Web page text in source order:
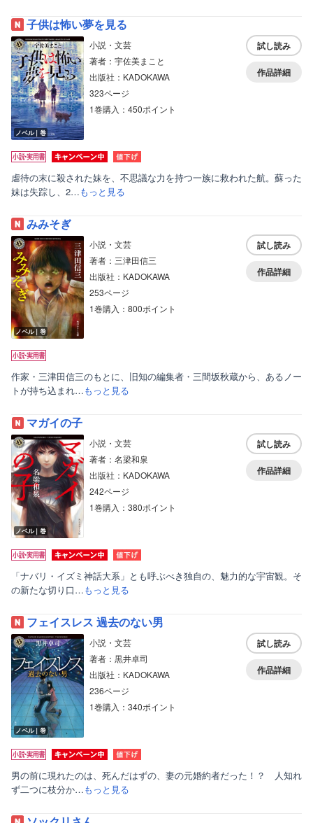
子供は怖い夢を見る
ノベル｜巻
小説・文芸
著者：宇佐美まこと
出版社：KADOKAWA
323ページ
1巻購入：450ポイント
試し読み
作品詳細
虐待の末に殺された妹を、不思議な力を持つ一族に救われた航。蘇った
妹は失踪し、2…もっと見る
みみそぎ
ノベル｜巻
小説・文芸
著者：三津田信三
出版社：KADOKAWA
253ページ
1巻購入：800ポイント
試し読み
作品詳細
作家・三津田信三のもとに、旧知の編集者・三間坂秋蔵から、あるノー
トが持ち込まれ…もっと見る
マガイの子
ノベル｜巻
小説・文芸
著者：名梁和泉
出版社：KADOKAWA
242ページ
1巻購入：380ポイント
試し読み
作品詳細
「ナバリ・イズミ神話大系」とも呼ぶべき独自の、魅力的な宇宙観。そ
の新たな切り口…もっと見る
フェイスレス 過去のない男
ノベル｜巻
小説・文芸
著者：黒井卓司
出版社：KADOKAWA
236ページ
1巻購入：340ポイント
試し読み
作品詳細
男の前に現れたのは、死んだはずの、妻の元婚約者だった！？ 人知れ
ず二つに枝分か…もっと見る